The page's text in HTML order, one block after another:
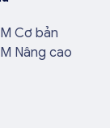
Cơ bản
Nâng cao